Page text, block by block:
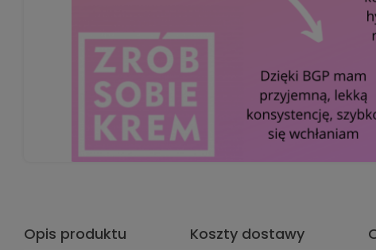
Opis produktu Koszty dostawy